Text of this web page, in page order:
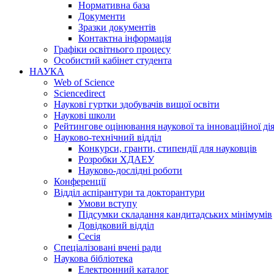
Нормативна база
Документи
Зразки документів
Контактна інформація
Графіки освітнього процесу
Особистий кабінет студента
НАУКА
Web of Science
Sciencedirect
Наукові гуртки здобувачів вищої освіти
Наукові школи
Рейтингове оцінювання наукової та інноваційної
Науково-технічний відділ
Конкурси, гранти, стипендії для науковців
Розробки ХДАЕУ
Науково-дослідні роботи
Конференції
Відділ аспірантури та докторантури
Умови вступу
Підсумки складання кандитадських мінімумів
Довідковий відділ
Сесія
Спеціалізовані вчені ради
Наукова бібліотека
Електронний каталог